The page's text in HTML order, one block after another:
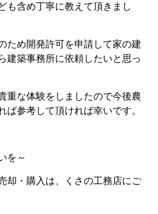
も含め丁寧に教えて頂きまし
ため開発許可を申請して家の建
建築事務所に依頼したいと思っ
重な体験をしましたので今後農
ば参考して頂ければ幸いです。
を～
却・購入は、くさの工務店にご